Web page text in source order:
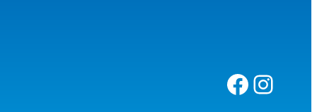
Facebook Instagram